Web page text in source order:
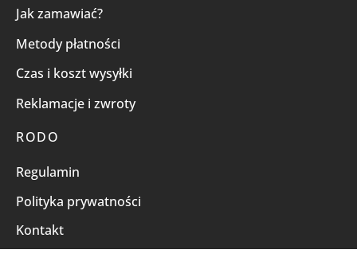
Jak zamawiać?
Metody płatności
Czas i koszt wysyłki
Reklamacje i zwroty
RODO
Regulamin
Polityka prywatności
Kontakt